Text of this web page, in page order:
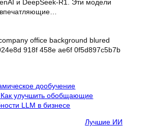
и DeepSeek-R1. Эти модели
Лучшие ИИ